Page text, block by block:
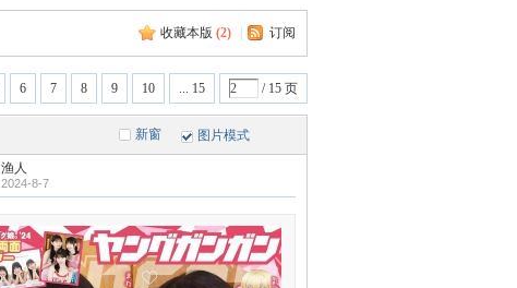
收藏本版 (2) 订阅
6 7 8 9 10 ... 15 / 15 页
新窗 图片模式
渔人
2024-8-7